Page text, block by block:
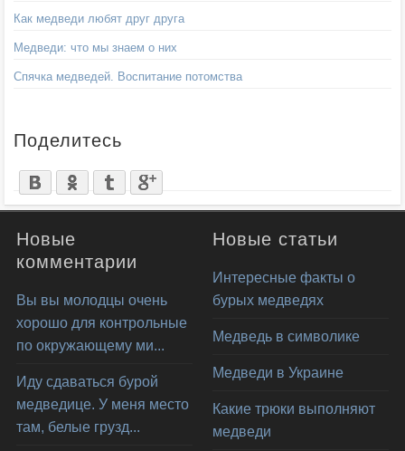
Как медведи любят друг друга
Медведи: что мы знаем о них
Спячка медведей. Воспитание потомства
Поделитесь
Новые
комментарии
Вы вы молодцы очень
хорошо для контрольные
по окружающему ми...
Иду сдаваться бурой
медведице. У меня место
там, белые грузд...
Новые статьи
Интересные факты о
бурых медведях
Медведь в символике
Медведи в Украине
Какие трюки выполняют
медведи